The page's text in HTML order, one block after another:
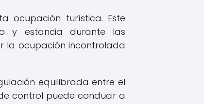
ocupación turística. Este
y estancia durante las
la ocupación incontrolada
equilibrada entre el
control puede conducir a